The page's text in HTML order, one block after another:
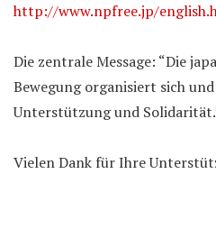
http://www.npfree.jp/
Die zentrale Message: “Die
Bewegung organisiert sich
Unterstützung und
Vielen Dank für Ihre